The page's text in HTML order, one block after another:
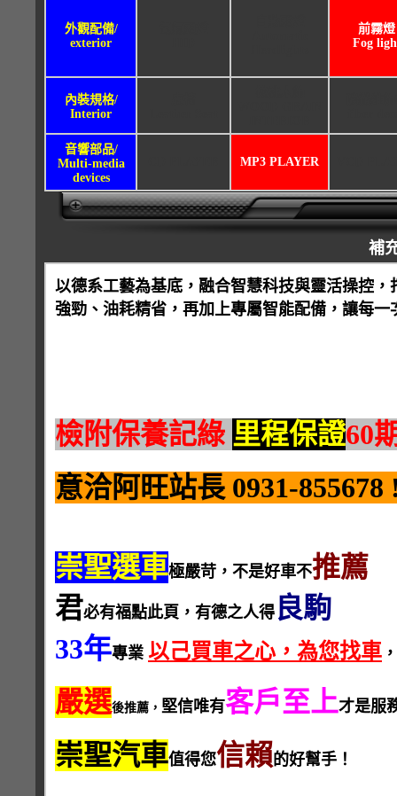
外觀配備/
exterior
前霧燈
Fog
內裝規格/
Interior
音響部品/
Multi-media
devices
MP3 PLAYER
補
以德系工藝為基底，融合智慧科技與靈活操控
強勁、油耗精省，再加上專屬智能配備，讓每
檢附保養記綠 里程保證60
意洽阿旺站長 0931-855678
崇聖選車極嚴苛，不是好車不推薦
君必有福點此頁，有德之人得 良駒
33年專業 以己買車之心，為您找車
嚴選後推薦， 堅信唯有客戶至上才是服
崇聖汽車值得您信賴 的好幫手！